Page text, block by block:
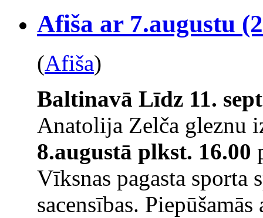
Afiša ar 7.augustu
(Afiša)
Baltinavā Līdz 11.
Anatolija Zelča gleznu
8.augustā plkst. 16.00
Vīksnas pagasta sporta
sacensības.